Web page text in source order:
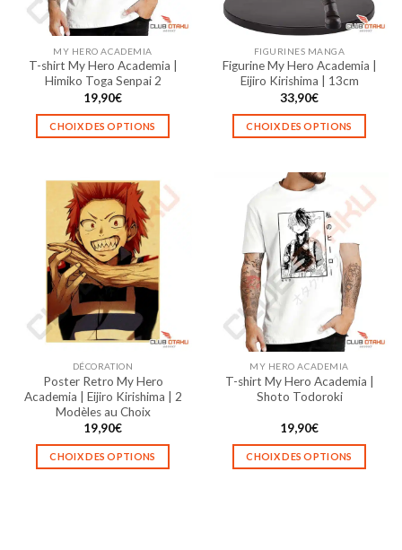
la
page
du
produit
la
page
du
produit
MY HERO ACADEMIA
T-shirt My Hero Academia |
Himiko Toga Senpai 2
19,90€
CHOIX DES OPTIONS
a
plusieurs
variations.
Les
options
peuvent
choisies
sur
page
produit
FIGURINES MANGA
Figurine My Hero Academia |
Eijiro Kirishima | 13cm
33,90€
CHOIX DES OPTIONS
a
plusieurs
variations.
Les
options
peuvent
être
choisies
la
page
du
DÉCORATION
Poster Retro My Hero
Academia | Eijiro Kirishima | 2
Modèles au Choix
19,90€
CHOIX DES OPTIONS
MY HERO ACADEMIA
T-shirt My Hero Academia |
Shoto Todoroki
19,90€
CHOIX DES OPTIONS